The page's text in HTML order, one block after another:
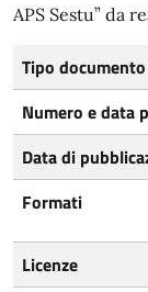
APS Sestu” da
Tipo documento
Numero e data
Data di
Formati
Licenze